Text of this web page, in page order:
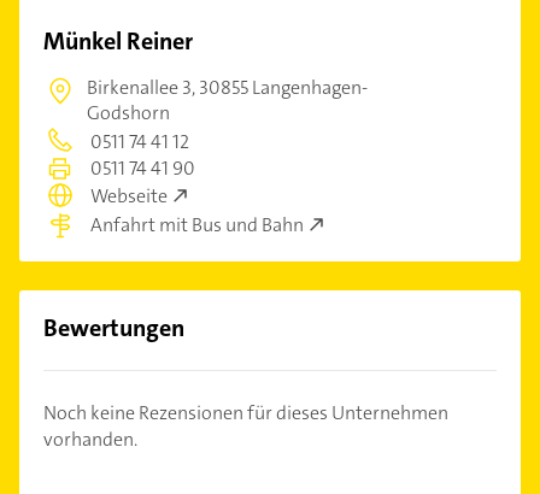
Münkel Reiner
Birkenallee 3,30855 Langenhagen-
Godshorn
0511 74 41 12
0511 74 41 90
Webseite
Anfahrt mit Bus und Bahn
Bewertungen
Noch keine Rezensionen für dieses Unternehmen
vorhanden.